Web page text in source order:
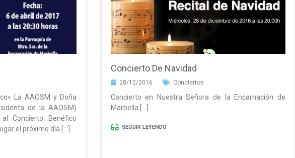
La AAOSM y Doña
de la AAOSM)
Concierto Benéfico
el próximo día […]
Concierto De Navidad
28/12/2016 Conciertos
Concierto en Nuestra Señora de la Encarnación de
Marbella […]
SEGUIR LEYENDO